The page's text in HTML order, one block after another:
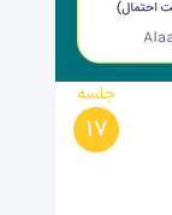
جلسه
17